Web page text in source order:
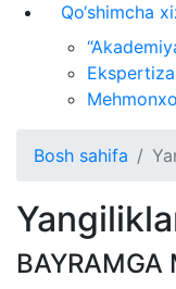
Qo‘shimcha
Bosh sahifa
BAYRAMGA